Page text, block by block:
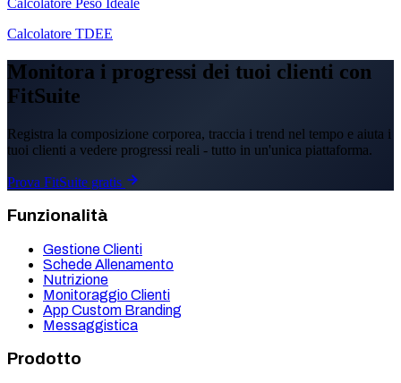
Calcolatore TDEE
Monitora i progressi dei tuoi clienti con
FitSuite
Registra la composizione corporea, traccia i trend nel tempo e aiuta i
tuoi clienti a vedere progressi reali - tutto in un'unica piattaforma.
Prova FitSuite gratis
Funzionalità
Gestione Clienti
Schede Allenamento
Nutrizione
Monitoraggio Clienti
App Custom Branding
Messaggistica
Prodotto